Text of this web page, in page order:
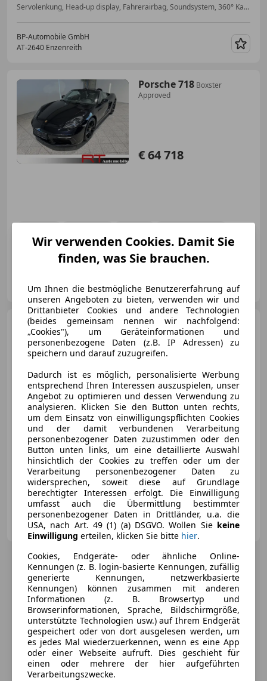
Servolenkung, Head-up display, Fahrerairbag, Soundsystem, 360° Kamera, Alarmanlage, 4-Zonen-Klimaautomatik, Beheizbares Lenkrad
BP-Automobile GmbH
AT-2640 Enzenreith
Porsche 718 Boxster
Approved
€ 64 718
AT-4664 Oberweis
Porsche Cayenne 4.2 S
Diesel
€ 34 980
07/2015 174 197 km Diesel
283 kW (385 PS)
Finazierung ohne Anzahlung möglich!
motioncars gmbh
AT-8301 Kainbach bei Graz
Wir verwenden Cookies. Damit Sie
finden, was Sie brauchen.
Um Ihnen die bestmögliche Benutzererfahrung auf
unseren Angeboten zu bieten, verwenden wir und
Drittanbieter Cookies und andere Technologien
(beides gemeinsam nennen wir nachfolgend:
„Cookies"), um Geräteinformationen und
personenbezogene Daten (z.B. IP Adressen) zu
speichern und darauf zuzugreifen.
Dadurch ist es möglich, personalisierte Werbung
entsprechend Ihren Interessen auszuspielen, unser
Angebot zu optimieren und dessen Verwendung zu
analysieren. Klicken Sie den Button unten rechts,
um dem Einsatz von einwilligungspflichten Cookies
und der damit verbundenen Verarbeitung
personenbezogener Daten zuzustimmen oder den
Button unten links, um eine detaillierte Auswahl
hinsichtlich der Cookies zu treffen oder um der
Verarbeitung personenbezogener Daten zu
widersprechen, soweit diese auf Grundlage
berechtigter Interessen erfolgt. Die Einwilligung
umfasst auch die Übermittlung bestimmter
personenbezogener Daten in Drittländer, u.a. die
USA, nach Art. 49 (1) (a) DSGVO. Wollen Sie keine
Einwilligung erteilen, klicken Sie bitte hier.
Cookies, Endgeräte- oder ähnliche Online-
Kennungen (z. B. login-basierte Kennungen, zufällig
generierte Kennungen, netzwerkbasierte
Kennungen) können zusammen mit anderen
Informationen (z. B. Browsertyp und
Browserinformationen, Sprache, Bildschirmgröße,
unterstützte Technologien usw.) auf Ihrem Endgerät
gespeichert oder von dort ausgelesen werden, um
es jedes Mal wiederzuerkennen, wenn es eine App
oder einer Webseite aufruft. Dies geschieht für
einen oder mehrere der hier aufgeführten
Verarbeitungszwecke.